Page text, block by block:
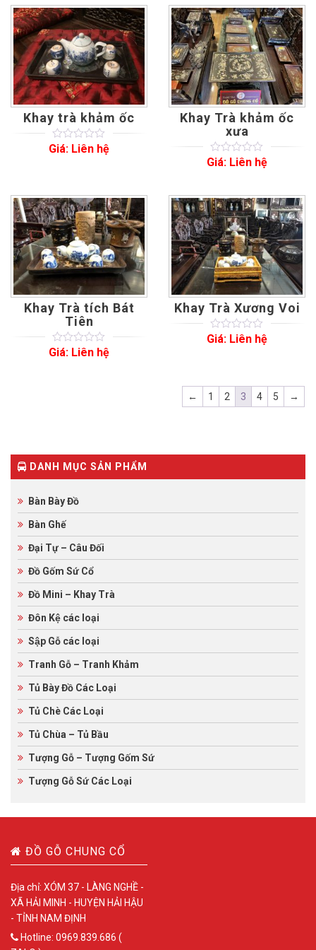
customer
ratings
on
customer
ratings
Khay trà khảm ốc
0
5
0
customer
ratings
Giá: Liên hệ
Khay Trà khảm ốc
xưa
0
5
on
0
customer
ratings
Giá: Liên hệ
Khay Trà tích Bát
Tiên
0
5
0
Giá: Liên hệ
Khay Trà Xương Voi
0
5
0
customer
ratings
Giá: Liên hệ
← 1 2 3 4 5 →
DANH MỤC SẢN PHẨM
Bàn Bày Đồ
Bàn Ghế
Đại Tự – Câu Đối
Đồ Gốm Sứ Cổ
Đồ Mini – Khay Trà
Đôn Kệ các loại
Sập Gỗ các loại
Tranh Gỗ – Tranh Khảm
Tủ Bày Đồ Các Loại
Tủ Chè Các Loại
Tủ Chùa – Tủ Bầu
Tượng Gỗ – Tượng Gốm Sứ
Tượng Gỗ Sứ Các Loại
ĐỒ GỖ CHUNG CỔ
Địa chỉ: XÓM 37 - LÀNG NGHỀ -
XÃ HẢI MINH - HUYỆN HẢI HẬU
- TỈNH NAM ĐỊNH
Hotline: 0969.839.686 (